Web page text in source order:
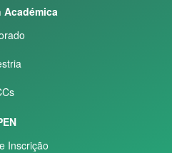
Inscrição